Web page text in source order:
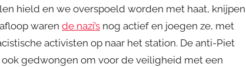
hield en we overspoeld worden met haat, knijpen
waren de nazi’s nog actief en joegen ze, met
activisten op naar het station. De anti-Piet
gedwongen om voor de veiligheid met een